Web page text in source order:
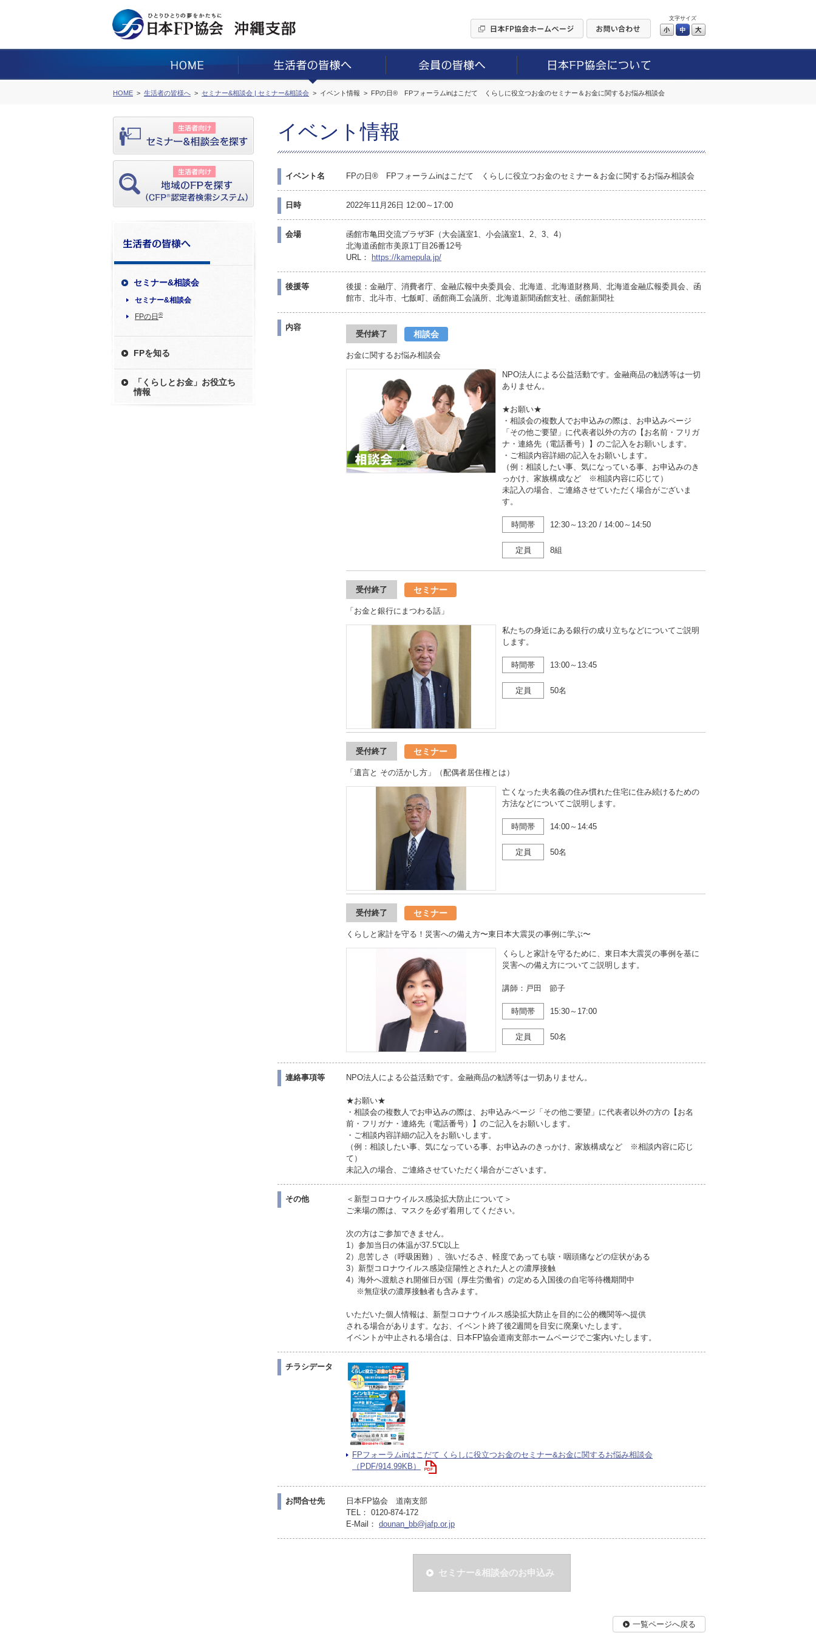
文字サイズ
小 中
HOME 生活者の皆様へ セミナー&相談会 | セミナー&相談会 イベント情報 FPの日® FPフォーラムinはこだて くらしに役立つお金のセミナー＆お金に関するお悩み相談会
セミナー&相談会
セミナー&相談会
FPの日 ®
FPを知る
「くらしとお金」お役立ち
情報
イベント情報
イベント名 FPの日® FPフォーラムinはこだて くらしに役立つお金のセミナー＆お金に関するお悩み相談会
日時 2022年11月26日 12:00～17:00
会場
函館市亀田交流プラザ3F（大会議室1、小会議室1、2、3、4）
北海道函館市美原1丁目26番12号
URL：
https://kamepula.jp/
後援等
後援：金融庁、消費者庁、金融広報中央委員会、北海道、北海道財務局、北海道金融広報委員会、函
館市、北斗市、七飯町、函館商工会議所、北海道新聞函館支社、函館新聞社
内容
受付終了 相談会
お金に関するお悩み相談会
NPO法人による公益活動です。金融商品の勧誘等は一切
ありません。
★お願い★
・相談会の複数人でお申込みの際は、お申込みページ
「その他ご要望」に代表者以外の方の【お名前・フリガ
ナ・連絡先（電話番号）】のご記入をお願いします。
・ご相談内容詳細の記入をお願いします。
（例：相談したい事、気になっている事、お申込みのき
っかけ、家族構成など ※相談内容に応じて）
未記入の場合、ご連絡させていただく場合がございま
す。
時間帯 12:30～13:20 / 14:00～14:50
定員 8組
受付終了 セミナー
「お金と銀行にまつわる話」
私たちの身近にある銀行の成り立ちなどについてご説明
します。
時間帯 13:00～13:45
定員 50名
受付終了 セミナー
「遺言と その活かし方」（配偶者居住権とは）
亡くなった夫名義の住み慣れた住宅に住み続けるための
方法などについてご説明します。
時間帯 14:00～14:45
定員 50名
受付終了 セミナー
くらしと家計を守る！災害への備え方〜東日本大震災の事例に学ぶ〜
くらしと家計を守るために、東日本大震災の事例を基に
災害への備え方についてご説明します。
講師：戸田 節子
時間帯 15:30～17:00
定員 50名
連絡事項等 NPO法人による公益活動です。金融商品の勧誘等は一切ありません。
★お願い★
・相談会の複数人でお申込みの際は、お申込みページ「その他ご要望」に代表者以外の方の【お名
前・フリガナ・連絡先（電話番号）】のご記入をお願いします。
・ご相談内容詳細の記入をお願いします。
（例：相談したい事、気になっている事、お申込みのきっかけ、家族構成など ※相談内容に応じ
て）
未記入の場合、ご連絡させていただく場合がございます。
その他
＜新型コロナウイルス感染拡大防止について＞
ご来場の際は、マスクを必ず着用してください。
次の方はご参加できません。
1）参加当日の体温が37.5℃以上
2）息苦しさ（呼吸困難）、強いだるさ、軽度であっても咳・咽頭痛などの症状がある
3）新型コロナウイルス感染症陽性とされた人との濃厚接触
4）海外へ渡航され開催日が国（厚生労働省）の定める入国後の自宅等待機期間中
※無症状の濃厚接触者も含みます。
いただいた個人情報は、新型コロナウイルス感染拡大防止を目的に公的機関等へ提供
される場合があります。なお、イベント終了後2週間を目安に廃棄いたします。
イベントが中止される場合は、日本FP協会道南支部ホームページでご案内いたします。
チラシデータ
FPフォーラムinはこだて くらしに役立つお金のセミナー&お金に関するお悩み相談会
（PDF/914.99KB）
お問合せ先
日本FP協会 道南支部
TEL： 0120-874-172
E-Mail： dounan_bb@jafp.or.jp
セミナー&相談会のお申込み
一覧ページへ戻る